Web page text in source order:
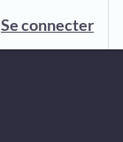
Se connecter